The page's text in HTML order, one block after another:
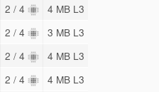
2 / 4 4 MB L3
2 / 4 3 MB L3
2 / 4 4 MB L3
2 / 4 4 MB L3